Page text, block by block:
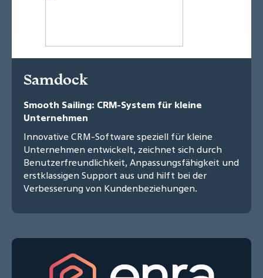
Samdock
Smooth Sailing: CRM-System für kleine
Unternehmen
Innovative CRM-Software speziell für kleine
Unternehmen entwickelt, zeichnet sich durch
Benutzerfreundlichkeit, Anpassungsfähigkeit und
erstklassigen Support aus und hilft bei der
Verbesserung von Kundenbeziehungen.